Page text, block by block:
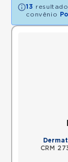
13
convênio
CRM